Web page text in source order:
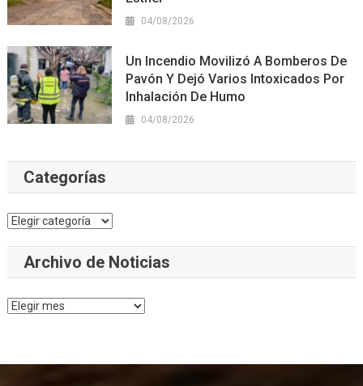
04/08/2026
Un Incendio Movilizó A Bomberos De
Pavón Y Dejó Varios Intoxicados Por
Inhalación De Humo
04/08/2026
Categorías
Categorías
Archivo de Noticias
Archivo